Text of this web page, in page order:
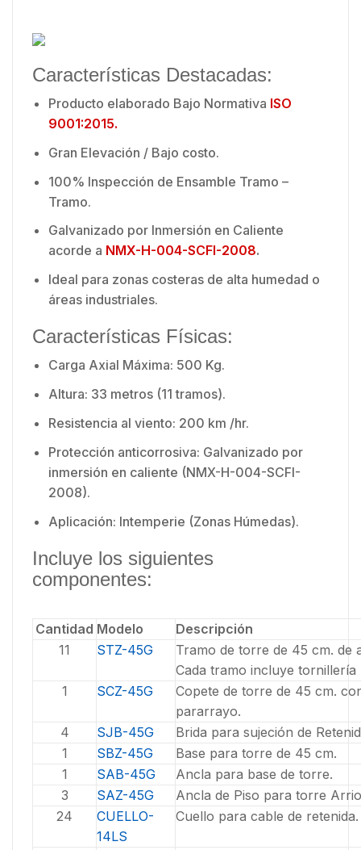
Características Destacadas:
Producto elaborado Bajo Normativa ISO
9001:2015.
Gran Elevación / Bajo costo.
100% Inspección de Ensamble Tramo –
Tramo.
Galvanizado por Inmersión en Caliente
acorde a NMX-H-004-SCFI-2008.
Ideal para zonas costeras de alta humedad o
áreas industriales.
Características Físicas:
Carga Axial Máxima: 500 Kg.
Altura: 33 metros (11 tramos).
Resistencia al viento: 200 km /hr.
Protección anticorrosiva: Galvanizado por
inmersión en caliente (NMX-H-004-SCFI-
2008).
Aplicación: Intemperie (Zonas Húmedas).
Incluye los siguientes
componentes:
Cantidad Modelo
Descripción
11
STZ-45G
Tramo de torre de 45 cm. de
Cada tramo incluye
1
SCZ-45G
Copete de torre de 45 cm.
pararrayo.
4
SJB-45G
Brida para sujeción de
1
SBZ-45G
Base para torre de 45 cm.
1
SAB-45G
Ancla para base de torre.
3
SAZ-45G
Ancla de Piso para torre
24
CUELLO-
14LS
Cuello para cable de retenida.